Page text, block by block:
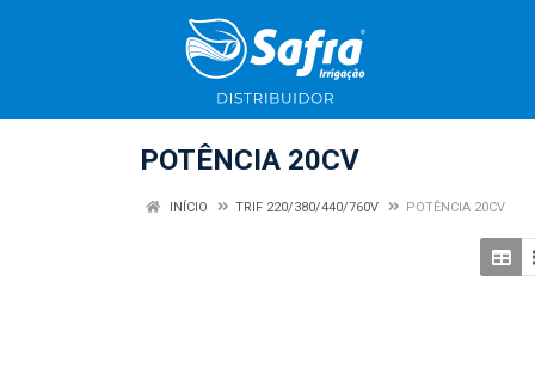
POTÊNCIA 20CV
INÍCIO TRIF 220/380/440/760V POTÊNCIA 20CV